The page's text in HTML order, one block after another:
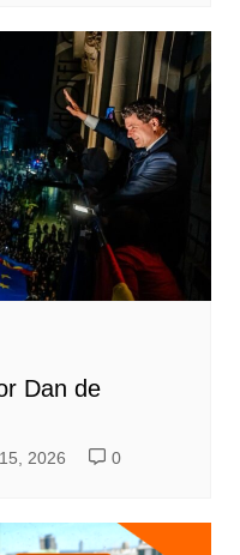
Dan de
2026 0